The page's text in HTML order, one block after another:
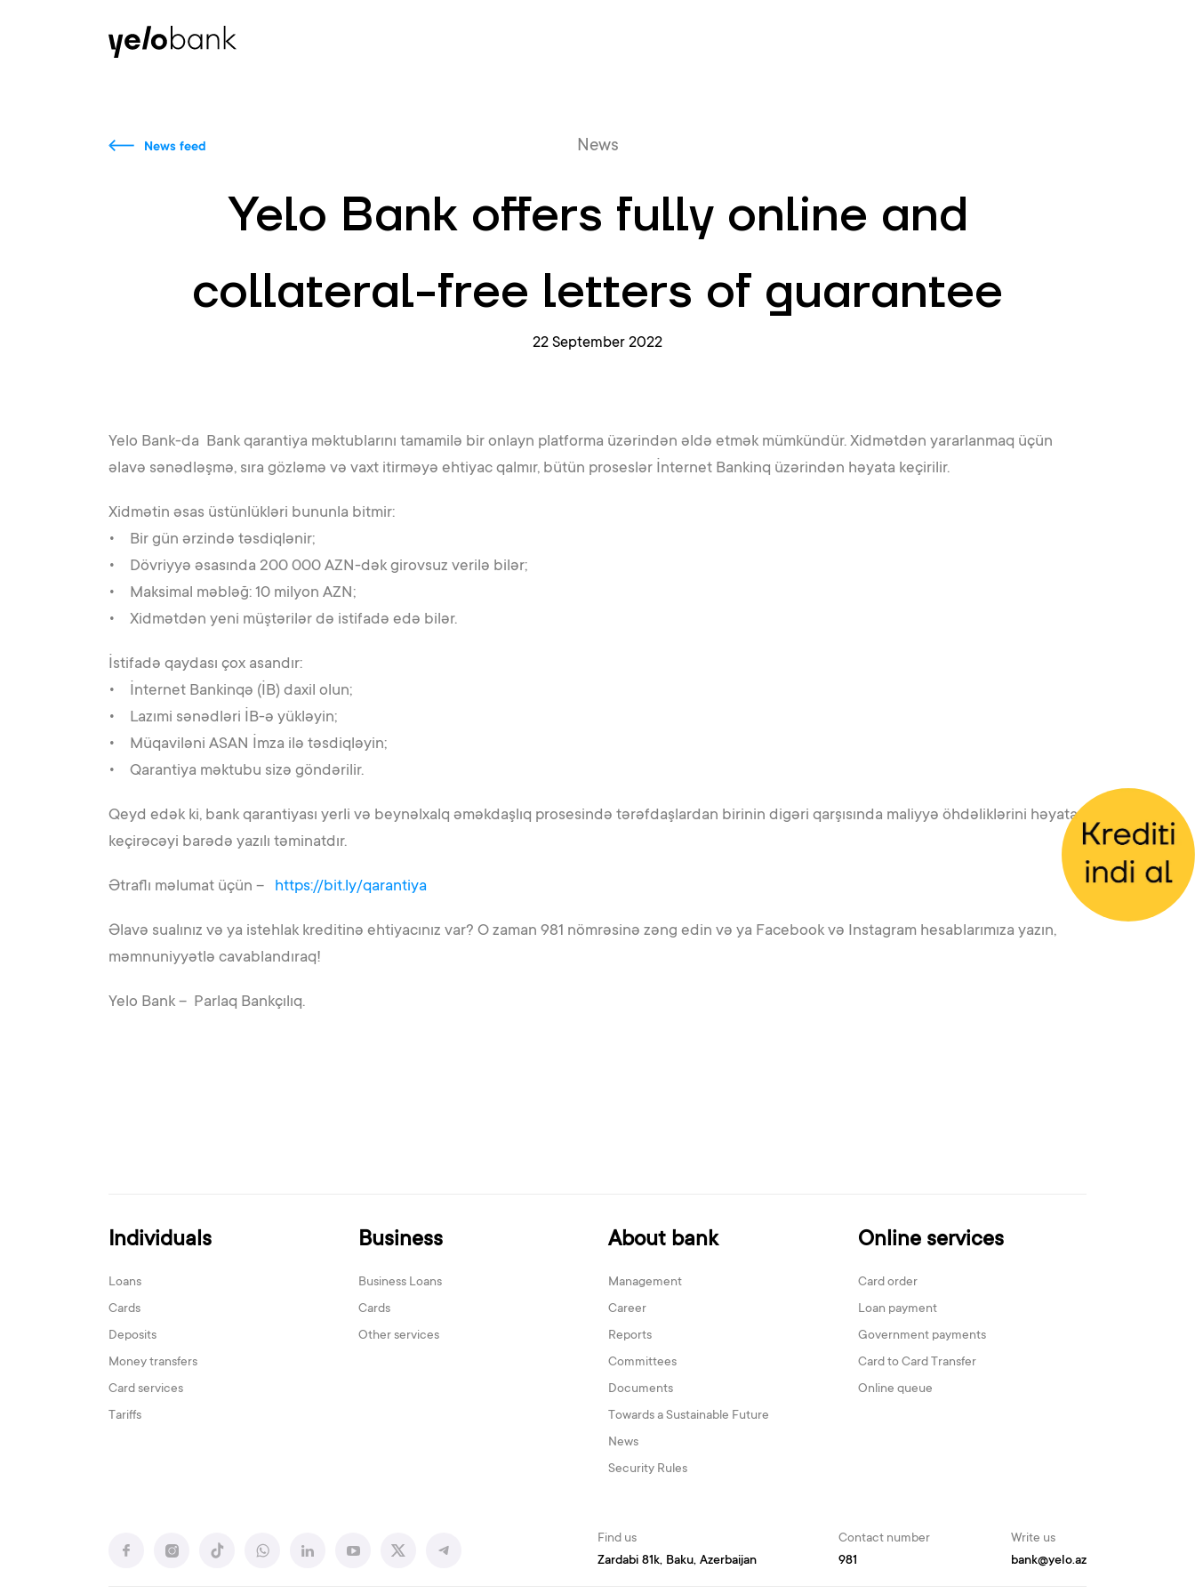
News feed News
Yelo Bank offers fully online and
collateral-free letters of guarantee
22 September 2022
Yelo Bank-da Bank qarantiya məktublarını tamamilə bir onlayn platforma üzərindən əldə etmək mümkündür. Xidmətdən yararlanmaq üçün
əlavə sənədləşmə, sıra gözləmə və vaxt itirməyə ehtiyac qalmır, bütün proseslər İnternet Bankinq üzərindən həyata keçirilir.
Xidmətin əsas üstünlükləri bununla bitmir:
• Bir gün ərzində təsdiqlənir;
• Dövriyyə əsasında 200 000 AZN-dək girovsuz verilə bilər;
• Maksimal məbləğ: 10 milyon AZN;
• Xidmətdən yeni müştərilər də istifadə edə bilər.
İstifadə qaydası çox asandır:
• İnternet Bankinqə (İB) daxil olun;
• Lazımi sənədləri İB-ə yükləyin;
• Müqaviləni ASAN İmza ilə təsdiqləyin;
• Qarantiya məktubu sizə göndərilir.
Qeyd edək ki, bank qarantiyası yerli və beynəlxalq əməkdaşlıq prosesində tərəfdaşlardan birinin digəri qarşısında maliyyə öhdəliklərini həyata
keçirəcəyi barədə yazılı təminatdır.
Ətraflı məlumat üçün – https://bit.ly/qarantiya
Əlavə sualınız və ya istehlak kreditinə ehtiyacınız var? O zaman 981 nömrəsinə zəng edin və ya Facebook və Instagram hesablarımıza yazın,
məmnuniyyətlə cavablandıraq!
Yelo Bank – Parlaq Bankçılıq.
Individuals
Loans
Cards
Deposits
Money transfers
Card services
Tariffs
Business
Business Loans
Cards
Other services
About bank
Management
Career
Reports
Committees
Documents
Towards a Sustainable Future
News
Security Rules
Online services
Card order
Loan payment
Government payments
Card to Card Transfer
Online queue
Find us
Zardabi 81k, Baku, Azerbaijan
Contact number
981
Write us
bank@yelo.az